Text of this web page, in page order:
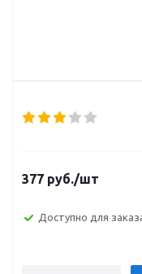
377 руб./шт
Доступно для